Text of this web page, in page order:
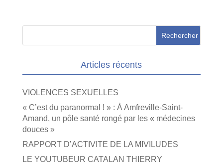
Articles récents
VIOLENCES SEXUELLES
« C’est du paranormal ! » : À Amfreville-Saint-
Amand, un pôle santé rongé par les « médecines
douces »
RAPPORT D’ACTIVITE DE LA MIVILUDES
LE YOUTUBEUR CATALAN THIERRY